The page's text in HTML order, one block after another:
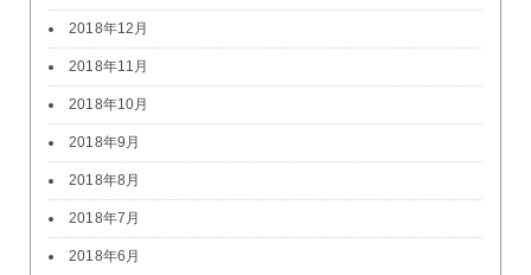
2018年12月
2018年11月
2018年10月
2018年9月
2018年8月
2018年7月
2018年6月